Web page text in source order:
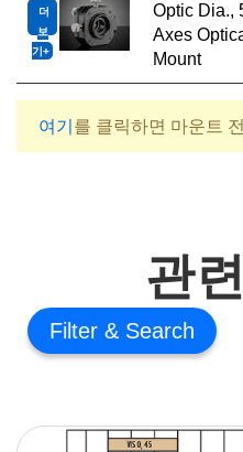
더
보
기
Optic Dia.,
Axes
Mount
여기 를 클릭하면 마운트
관
Filter